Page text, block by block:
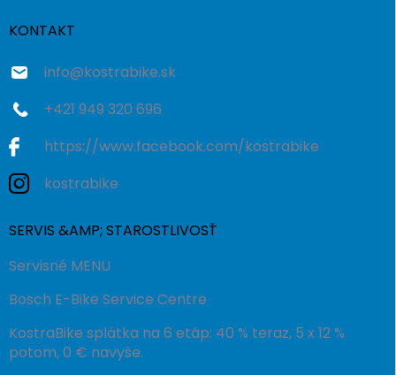
KONTAKT
info@kostrabike.sk
+421 949 320 696
https://www.facebook.com/kostrabike
kostrabike
SERVIS &AMP; STAROSTLIVOSŤ
Servisné MENU
Bosch E-Bike Service Centre
KostraBike splátka na 6 etáp: 40 % teraz, 5 x 12 %
potom, 0 € navyše.